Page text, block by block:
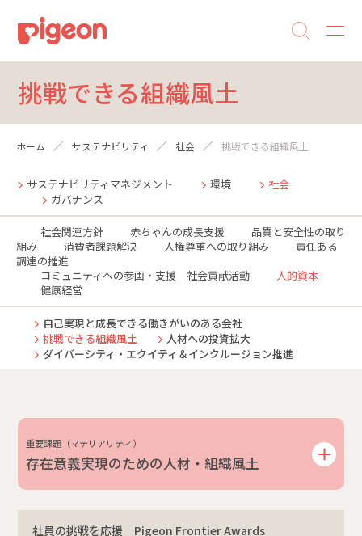
挑戦できる組織風土
ホーム サステナビリティ 社会 挑戦できる組織風土
サステナビリティマネジメント 環境
社会
ガバナンス
社会関連方針 赤ちゃんの成長支援
品質と安全性の取り
組み
消費者課題解決 人権尊重への取り組み
責任ある
調達の推進
コミュニティへの参画・支援 社会貢献活動
人的資本
健康経営
自己実現と成長できる働きがいのある会社
挑戦できる組織風土
人材への投資拡大
ダイバーシティ・エクイティ＆インクルージョン推進
重要課題（マテリアリティ）
存在意義実現のための人材・組織風土
社員の挑戦を応援 Pigeon Frontier Awards